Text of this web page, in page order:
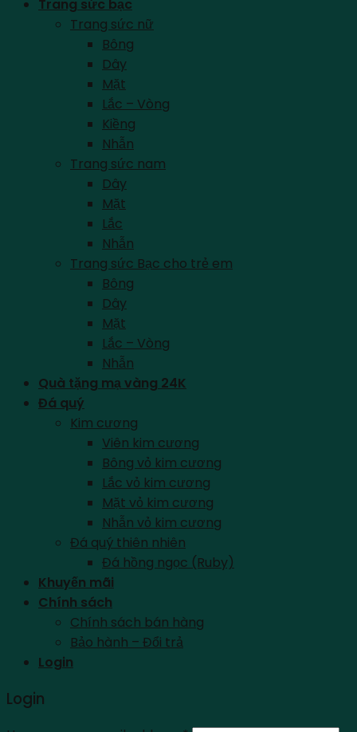
Trang sức bạc
Trang sức nữ
Bông
Dây
Mặt
Lắc – Vòng
Kiềng
Nhẫn
Trang sức nam
Dây
Mặt
Lắc
Nhẫn
Trang sức Bạc cho trẻ em
Bông
Dây
Mặt
Lắc – Vòng
Nhẫn
Quà tặng mạ vàng 24K
Đá quý
Kim cương
Viên kim cương
Bông vỏ kim cương
Lắc vỏ kim cương
Mặt vỏ kim cương
Nhẫn vỏ kim cương
Đá quý thiên nhiên
Đá hồng ngọc (Ruby)
Khuyến mãi
Chính sách
Chính sách bán hàng
Bảo hành – Đổi trả
Login
Login